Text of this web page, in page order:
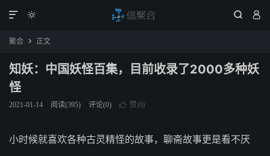
  

聚合  正文
知妖：中国妖怪百集，目前收录了2000多种妖
怪
2021-01-14 阅读(395) 评论(0)  赞(0)
小时候就喜欢各种古灵精怪的故事，聊斋故事更是看不厌